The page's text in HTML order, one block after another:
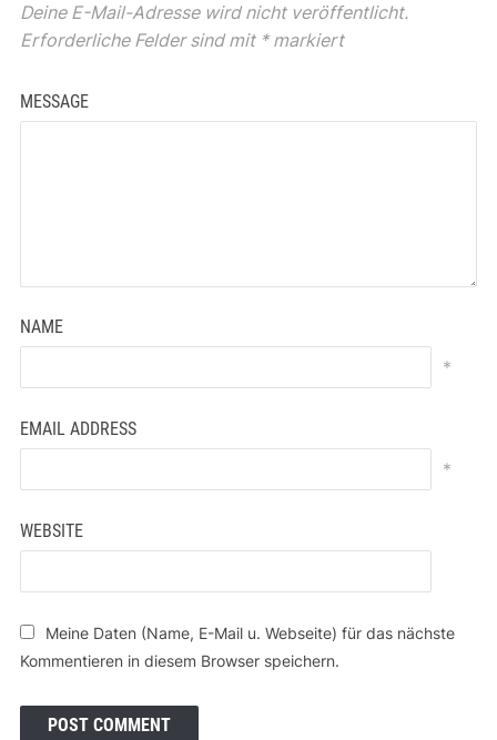
Deine E-Mail-Adresse wird nicht veröffentlicht.
Erforderliche Felder sind mit *markiert
MESSAGE
NAME
*
EMAIL ADDRESS
*
WEBSITE
Meine Daten (Name, E-Mail u. Webseite) für das nächste
Kommentieren in diesem Browser speichern.